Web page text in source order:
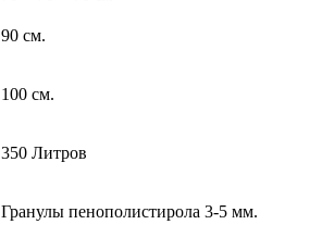
90 см.
100 см.
350 Литров
Гранулы пенополистирола 3-5 мм.